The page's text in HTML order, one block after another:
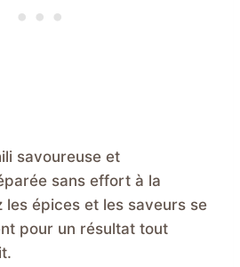
savoureuse et
sans effort à la
les épices et les saveurs se
pour un résultat tout